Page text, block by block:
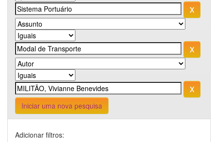
Iniciar uma nova pesquisa
Adicionar filtros: